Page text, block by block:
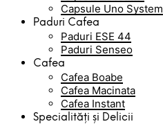
Capsule Uno System
Paduri Cafea
Paduri ESE 44
Paduri Senseo
Cafea
Cafea Boabe
Cafea Macinata
Cafea Instant
Specialități și Delicii